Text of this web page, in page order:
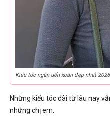
Kiểu tóc ngắn uốn xoăn đẹp nhất
Những kiểu tóc dài từ lâu nay
những chị em.